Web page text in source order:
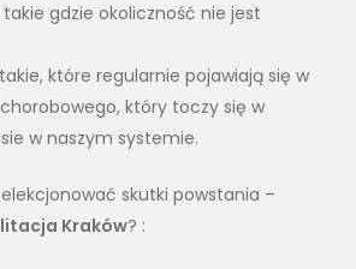
gdzie okoliczność nie jest
które regularnie pojawiają się w
który toczy się w
w naszym systemie.
skutki powstania –
Kraków? :